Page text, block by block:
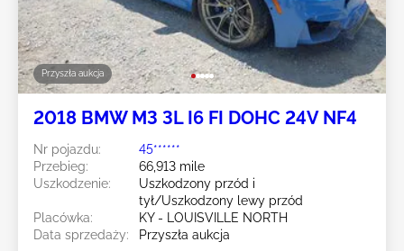
Przyszła aukcja
2018 BMW M3 3L I6 FI DOHC 24V NF4
Nr pojazdu:
45******
Przebieg:
66,913 mile
Uszkodzenie:
Uszkodzony przód i
tył/Uszkodzony lewy przód
Placówka:
KY - LOUISVILLE NORTH
Data sprzedaży:
Przyszła aukcja